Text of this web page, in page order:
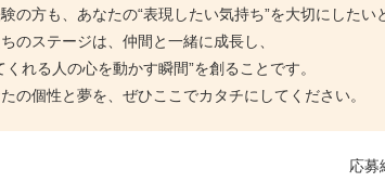
の方も、あなたの“表現したい気持ち”を大切にしたい
のステージは、仲間と一緒に成長し、
くれる人の心を動かす瞬間”を創ることです。
の個性と夢を、ぜひここでカタチにしてください。
応募